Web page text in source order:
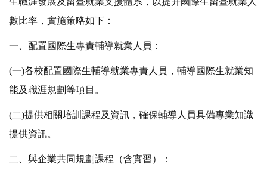
數比率，實施策略如下：
一、配置國際生專責輔導就業人員：
(一)各校配置國際生輔導就業專責人員，輔導國際生就業知
能及職涯規劃等項目。
(二)提供相關培訓課程及資訊，確保輔導人員具備專業知識
提供資訊。
二、與企業共同規劃課程（含實習）：